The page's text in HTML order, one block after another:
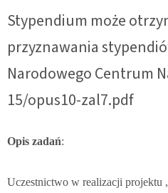
Stypendium może
przyznawania
Narodowego Centrum
15/opus10-zal7.pdf
Opis zadań:
Uczestnictwo w realizacji projektu